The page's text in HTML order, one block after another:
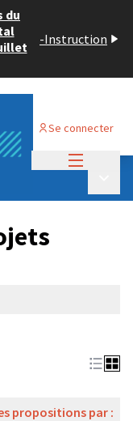
du
-Instruction
Se connecter
propositions par :